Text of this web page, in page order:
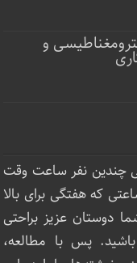
و
چندین نفر ساعت‌ وقت
که هفتگی برای بالا
دوستان عزیز براحتی
پس با مطالعه،